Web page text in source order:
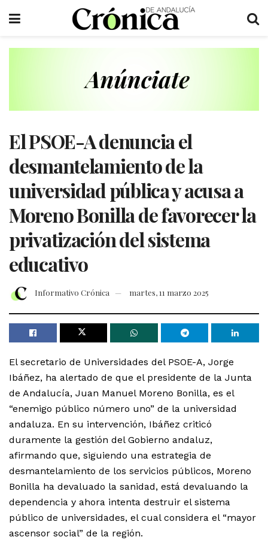
El PSOE-A denuncia el
desmantelamiento de la
universidad pública y acusa a
Moreno Bonilla de favorecer la
privatización del sistema
educativo
Informativo Crónica martes, 11 marzo 2025
El secretario de Universidades del PSOE-A, Jorge
Ibáñez, ha alertado de que el presidente de la Junta
de Andalucía, Juan Manuel Moreno Bonilla, es el
“enemigo público número uno” de la universidad
andaluza. En su intervención, Ibáñez criticó
duramente la gestión del Gobierno andaluz,
afirmando que, siguiendo una estrategia de
desmantelamiento de los servicios públicos, Moreno
Bonilla ha devaluado la sanidad, está devaluando la
dependencia y ahora intenta destruir el sistema
público de universidades, el cual considera el “mayor
ascensor social” de la región.